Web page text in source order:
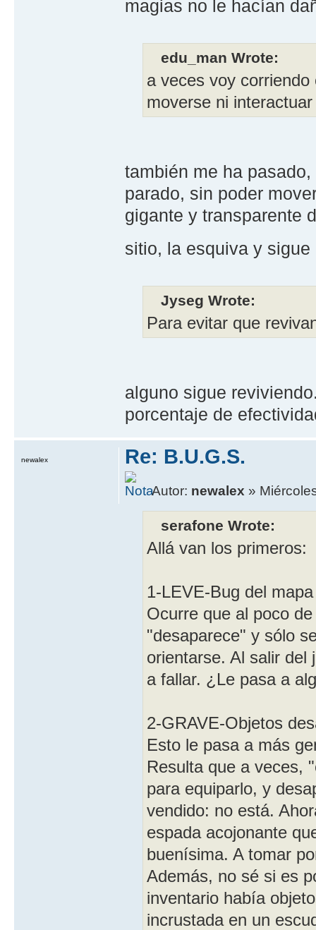
magias no le hacían
edu_man Wrote:
a veces voy
moverse ni
también me ha
parado, sin poder
gigante y transparente
sitio, la esquiva y
Jyseg Wrote:
Para evitar que
alguno sigue
porcentaje de
Re: B.U.G.S.
Autor: newalex »
serafone Wrote:
Allá van los primeros:
1-LEVE-Bug del
Ocurre que al poco
"desaparece" y sólo
orientarse. Al salir del
a fallar. ¿Le pasa a
2-GRAVE-Objetos
Esto le pasa a más
Resulta que a veces,
para equiparlo, y
vendido: no está.
espada acojonante
buenísima. A tomar
Además, no sé si es
inventario había
incrustada en un
newalex